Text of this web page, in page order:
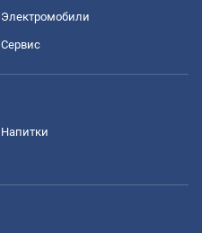
Электромобили
Сервис
Напитки